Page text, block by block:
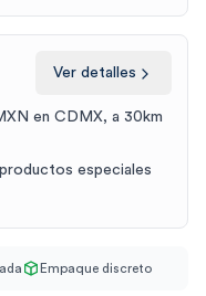
Ver detalles
en CDMX, a 30km
especiales
Empaque discreto